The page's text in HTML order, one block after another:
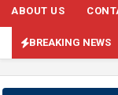
ABOUT US
BREAKING NEWS
🔴 BREAKING